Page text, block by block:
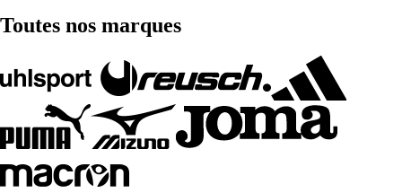
Toutes nos marques